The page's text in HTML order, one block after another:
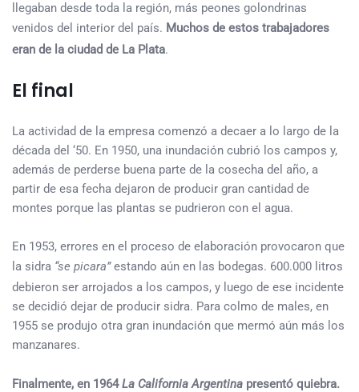
llegaban desde toda la región, más peones golondrinas
venidos del interior del país. Muchos de estos trabajadores
eran de la ciudad de La Plata.
El final
La actividad de la empresa comenzó a decaer a lo largo de la
década del ‘50. En 1950, una inundación cubrió los campos y,
además de perderse buena parte de la cosecha del año, a
partir de esa fecha dejaron de producir gran cantidad de
montes porque las plantas se pudrieron con el agua.
En 1953, errores en el proceso de elaboración provocaron que
la sidra “se picara”estando aún en las bodegas. 600.000 litros
debieron ser arrojados a los campos, y luego de ese incidente
se decidió dejar de producir sidra. Para colmo de males, en
1955 se produjo otra gran inundación que mermó aún más los
manzanares.
Finalmente, en 1964La California Argentina presentó quiebra.